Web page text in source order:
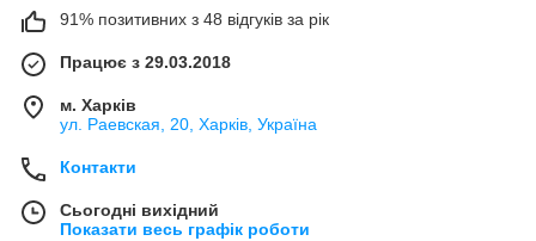
91% позитивних з 48 відгуків за рік
Працює з 29.03.2018
м. Харків
ул. Раевская, 20, Харків, Україна
Контакти
Сьогодні вихідний
Показати весь графік роботи